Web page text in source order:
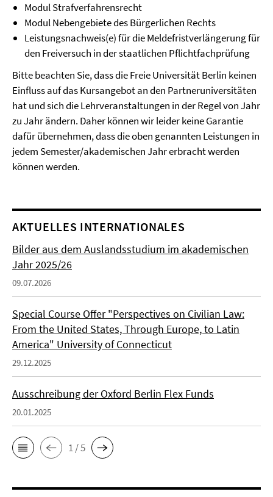
Modul Strafverfahrensrecht
Modul Nebengebiete des Bürgerlichen Rechts
Leistungsnachweis(e) für die Meldefristverlängerung für
den Freiversuch in der staatlichen Pflichtfachprüfung
Bitte beachten Sie, dass die Freie Universität Berlin keinen
Einfluss auf das Kursangebot an den Partneruniversitäten
hat und sich die Lehrveranstaltungen in der Regel von Jahr
zu Jahr ändern. Daher können wir leider keine Garantie
dafür übernehmen, dass die oben genannten Leistungen in
jedem Semester/akademischen Jahr erbracht werden
können werden.
AKTUELLES INTERNATIONALES
Bilder aus dem Auslandsstudium im akademischen
Jahr 2025/26
09.07.2026
Special Course Offer "Perspectives on Civilian Law:
From the United States, Through Europe, to Latin
America" University of Connecticut
29.12.2025
Ausschreibung der Oxford Berlin Flex Funds
20.01.2025
1 / 5